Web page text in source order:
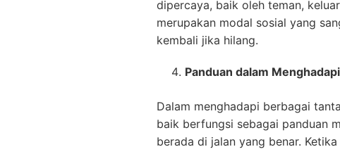
dipercaya, baik oleh teman,
merupakan modal sosial yang
kembali jika hilang.
Panduan dalam
Dalam menghadapi berbagai
baik berfungsi sebagai panduan
berada di jalan yang benar.